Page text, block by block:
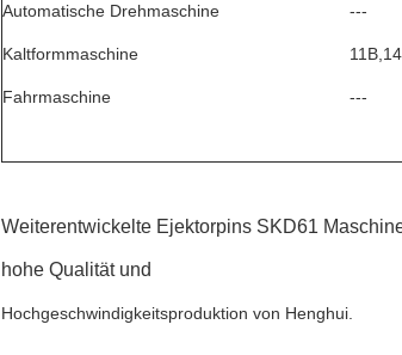
Automatische Drehmaschine ---
Kaltformmaschine
Fahrmaschine ---
Weiterentwickelte Ejektorpins SKD61
hohe Qualität und
Hochgeschwindigkeitsproduktion von Henghui.